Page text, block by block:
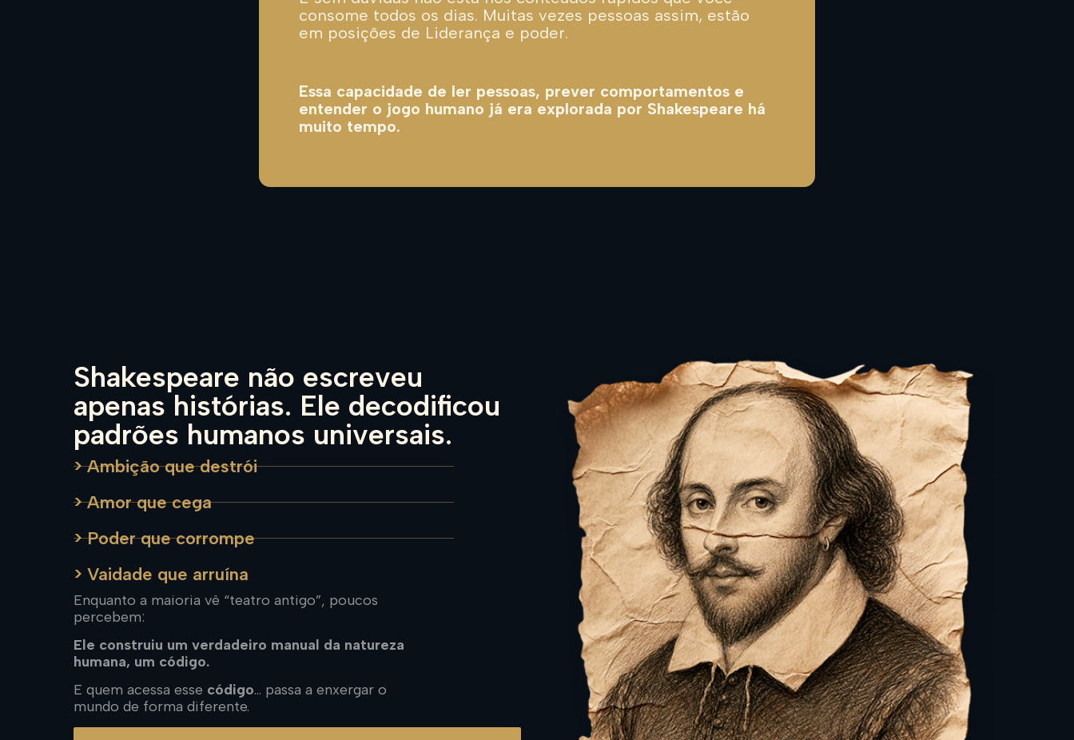
consome todos os dias. Muitas vezes pessoas assim, estão
em posições de Liderança e poder.
Essa capacidade de ler pessoas, prever comportamentos e
entender o jogo humano já era explorada por Shakespeare há
muito tempo.
Shakespeare não escreveu
apenas histórias. Ele decodificou
padrões humanos universais.
> Ambição que destrói
> Amor que cega
> Poder que corrompe
> Vaidade que arruína
Enquanto a maioria vê “teatro antigo”, poucos
percebem:
Ele construiu um verdadeiro manual da natureza
humana, um código.
E quem acessa esse código… passa a enxergar o
mundo de forma diferente.